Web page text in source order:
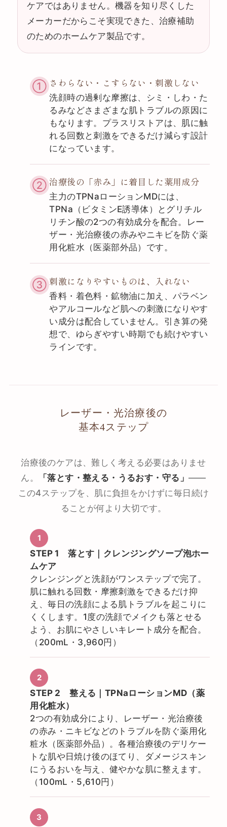
ケアではありません。機器を知り尽くした
メーカーだからこそ実現できた、治療補助
のためのホームケア製品です。
① さわらない・こすらない・刺激しない
洗顔時の過剰な摩擦は、シミ・しわ・た
るみなどさまざまな肌トラブルの原因に
もなります。プラスリストアは、肌に触
れる回数と刺激をできるだけ減らす設計
になっています。
② 治療後の「赤み」に着目した薬用成分
主力のTPNaローションMDには、
TPNa（ビタミンE誘導体）とグリチル
リチン酸の2つの有効成分を配合。レー
ザー・光治療後の赤みやニキビを防ぐ薬
用化粧水（医薬部外品）です。
③ 刺激になりやすいものは、入れない
香料・着色料・鉱物油に加え、パラベン
やアルコールなど肌への刺激になりやす
い成分は配合していません。引き算の発
想で、ゆらぎやすい時期でも続けやすい
ラインです。
レーザー・光治療後の
基本4ステップ
治療後のケアは、難しく考える必要はありませ
ん。
「落とす・整える・うるおす・守る」 ——
この4ステップを、肌に負担をかけずに毎日続け
ることが何より大切です。
STEP 1 落とす｜クレンジングソープ泡ホー
ムケア
クレンジングと洗顔がワンステップで完了。
肌に触れる回数・摩擦刺激をできるだけ抑
え、毎日の洗顔による肌トラブルを起こりに
くくします。1度の洗顔でメイクも落とせる
よう、お肌にやさしいキレート成分を配合。
（200mL・3,960円）
STEP 2 整える｜TPNaローションMD（薬
用化粧水）
2つの有効成分により、レーザー・光治療後
の赤み・ニキビなどのトラブルを防ぐ薬用化
粧水（医薬部外品）。各種治療後のデリケー
トな肌や日焼け後のほてり、ダメージスキン
にうるおいを与え、健やかな肌に整えます。
（100mL・5,610円）